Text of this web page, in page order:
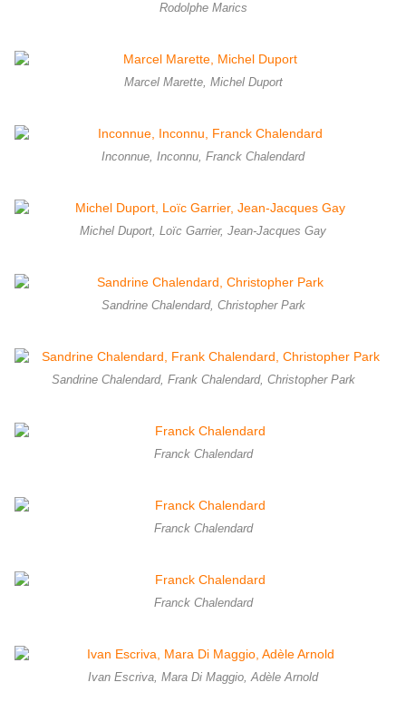
Rodolphe Marics
Marcel Marette, Michel Duport
Inconnue, Inconnu, Franck Chalendard
Michel Duport, Loïc Garrier, Jean-Jacques Gay
Sandrine Chalendard, Christopher Park
Sandrine Chalendard, Frank Chalendard, Christopher Park
Franck Chalendard
Franck Chalendard
Franck Chalendard
Ivan Escriva, Mara Di Maggio, Adèle Arnold